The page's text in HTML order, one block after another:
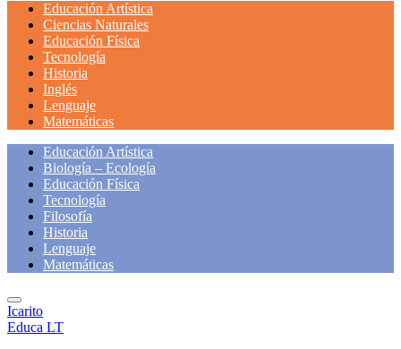
Educación Artística
Ciencias Naturales
Educación Física
Tecnología
Historia
Inglés
Lenguaje
Matemáticas
Educación Artística
Biología – Ecología
Educación Física
Tecnología
Filosofía
Historia
Lenguaje
Matemáticas
Icarito
Educa LT